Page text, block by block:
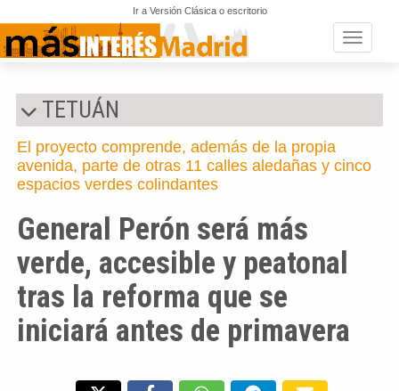
Ir a Versión Clásica o escritorio
Toggle
TETUÁN
El proyecto comprende, además de la propia
avenida, parte de otras 11 calles aledañas y cinco
espacios verdes colindantes
General Perón será más
verde, accesible y peatonal
tras la reforma que se
iniciará antes de primavera